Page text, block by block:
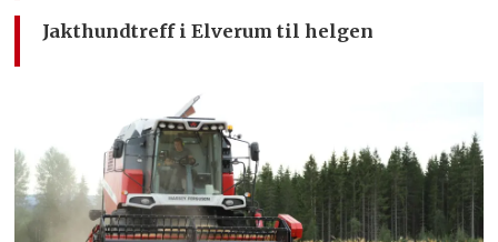
Jakthundtreff i Elverum til helgen